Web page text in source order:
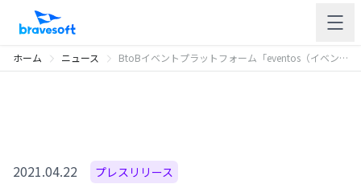
ホーム ニュース BtoBイベントプラットフォーム「eventos（イベントス）」が販売パートナー様を募集する「パートナープログラム説明会」を開催します！
2021.04.22 プレスリリース